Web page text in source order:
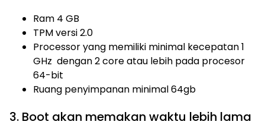
Ram 4 GB
TPM versi 2.0
Processor yang memiliki minimal kecepatan 1
GHz dengan 2 core atau lebih pada procesor
64-bit
Ruang penyimpanan minimal 64gb
3. Boot akan memakan waktu lebih lama